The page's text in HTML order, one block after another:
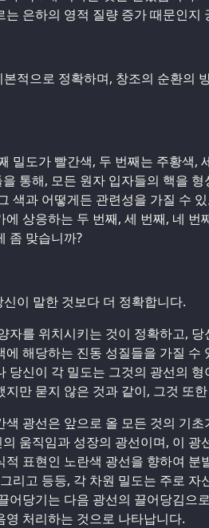
은하의 영적 질량 증가 때문인지
적으로 정확하며, 창조의 순환의
밀도가 빨간색, 두 번째는 주황색,
통해, 모든 원자 입자들의 핵을
색과 어떻게든 관련성을 가질 수
상응하는 두 번째, 세 번째, 네 번
좀 맞습니까?
이 말한 것보다 더 정확합니다.
자를 위치시키는 것이 정확하고,
해당하는 진동 성질들을 가질 수
당신이 각 밀도는 그것의 광선의
만 묻지 않은 것과 같이, 그것 또
광선은 앞으로 올 모든 것의 기초
움직임과 성장의 광선이며, 이 광
표현인 노란색 광선을 향하여 분
리고 등등, 각 차원 밀도는 주로 자
어당기는 다음 광선의 끌어당김으
처리하는 것으로 나타납니다.